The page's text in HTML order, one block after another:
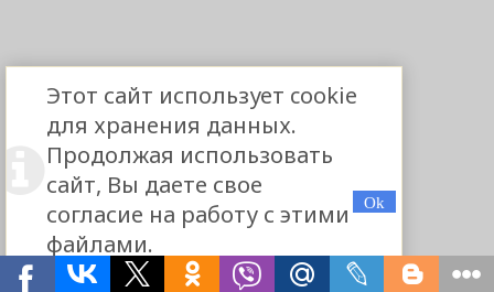
Этот сайт использует cookie
для хранения данных.
Продолжая использовать
сайт, Вы даете свое
согласие на работу с этими
файлами.